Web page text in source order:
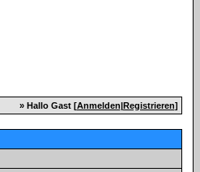
» Hallo Gast [Anmelden|Registrieren]